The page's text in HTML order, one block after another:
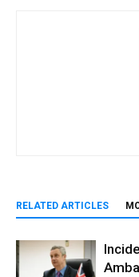
RELATED ARTICLES